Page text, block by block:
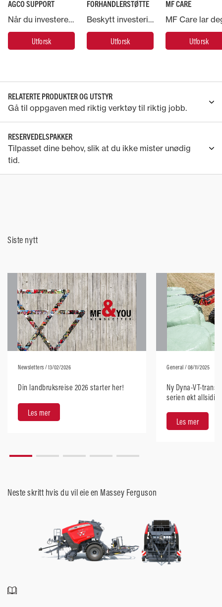
AGCO SUPPORT
Når du investerer i en Massey Ferguson-maskin, har du støtte fra AGCO – verdens største leverandør av landbruksmaskiner.
Utforsk
FORHANDLERSTØTTE
Beskytt investeringen i Massey Ferguson-maskinen og la ekspertene ta hånd om den
Utforsk
MF CARE
Utforsk
RELATERTE PRODUKTER OG UTSTYR
Gå til oppgaven med riktig verktøy til riktig jobb.
RESERVEDELSPAKKER
Tilpasset dine behov, slik at du ikke mister unødig
tid.
Siste nytt
Newsletters / 13/02/2026
Din landbruksreise 2026 starter her!
Les mer
General / 08/11/2025
Ny Dyna-VT-
serien økt
Les mer
Neste skritt hvis du vil eie en Massey Ferguson